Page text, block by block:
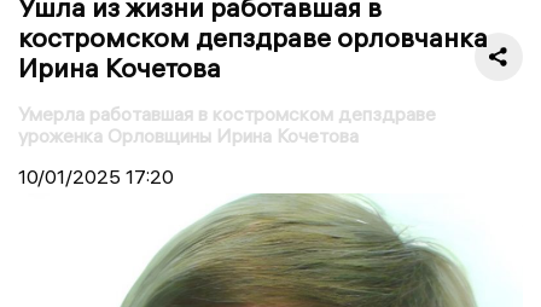
Ушла из жизни работавшая в
костромском депздраве орловчанка
Ирина Кочетова
Умерла работавшая в костромском депздраве
уроженка Орловщины Ирина Кочетова
10/01/2025 17:20